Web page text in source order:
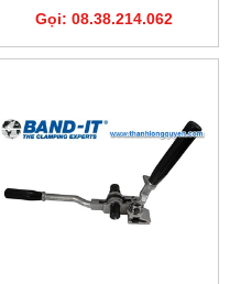
Gọi: 08.38.214.062